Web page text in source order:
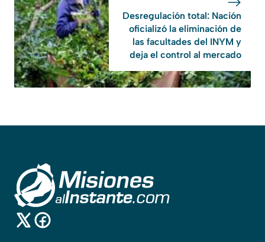
Desregulación total: Nación
oficializó la eliminación de
las facultades del INYM y
deja el control al mercado